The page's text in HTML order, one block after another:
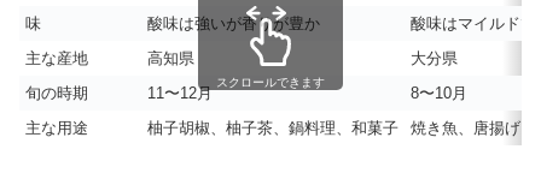
味
酸味は強いが香りが豊か
酸味はマイルド
主な産地
高知県
大分県
旬の時期
11〜12月
8〜10月
主な用途
柚子胡椒、柚子茶、鍋料理、和菓子 焼き魚、唐揚げ
スクロールできます